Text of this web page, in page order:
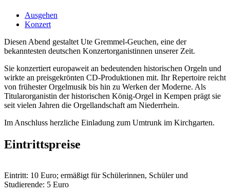
Ausgehen
Konzert
Diesen Abend gestaltet Ute Gremmel-Geuchen, eine der
bekanntesten deutschen Konzertorganistinnen unserer Zeit.
Sie konzertiert europaweit an bedeutenden historischen Orgeln und
wirkte an preisgekrönten CD-Produktionen mit. Ihr Repertoire reicht
von frühester Orgelmusik bis hin zu Werken der Moderne. Als
Titularorganistin der historischen König-Orgel in Kempen prägt sie
seit vielen Jahren die Orgellandschaft am Niederrhein.
Im Anschluss herzliche Einladung zum Umtrunk im Kirchgarten.
Eintrittspreise
Eintritt: 10 Euro; ermäßigt für Schülerinnen, Schüler und
Studierende: 5 Euro